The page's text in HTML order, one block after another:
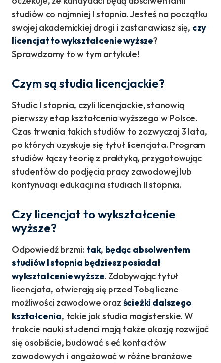
studiów co najmniej I stopnia. Jesteś na początku
swojej akademickiej drogi i zastanawiasz się, czy
licencjat to wykształcenie wyższe?
Sprawdzamy to w tym artykule!
Czym są studia licencjackie?
Studia I stopnia, czyli licencjackie, stanowią
pierwszy etap kształcenia wyższego w Polsce.
Czas trwania takich studiów to zazwyczaj 3 lata,
po których uzyskuje się tytuł licencjata. Program
studiów łączy teorię z praktyką, przygotowując
studentów do podjęcia pracy zawodowej lub
kontynuacji edukacji na studiach II stopnia.
Czy licencjat to wykształcenie
wyższe?
Odpowiedź brzmi: tak, będąc absolwentem
studiów I stopnia będziesz posiadał
wykształcenie wyższe. Zdobywając tytuł
licencjata, otwierają się przed Tobą liczne
możliwości zawodowe oraz ścieżki dalszego
kształcenia, takie jak studia magisterskie. W
trakcie nauki studenci mają także okazję rozwijać
się osobiście, budować sieć kontaktów
zawodowych i angażować w różne branżowe